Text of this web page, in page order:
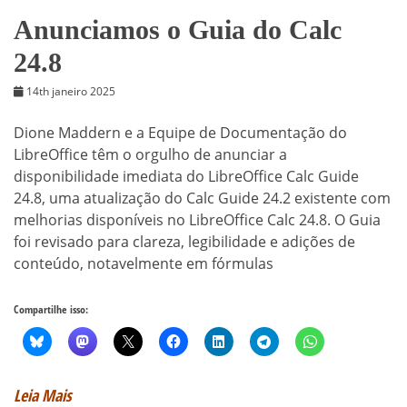
Anunciamos o Guia do Calc
24.8
14th janeiro 2025
Dione Maddern e a Equipe de Documentação do
LibreOffice têm o orgulho de anunciar a
disponibilidade imediata do LibreOffice Calc Guide
24.8, uma atualização do Calc Guide 24.2 existente com
melhorias disponíveis no LibreOffice Calc 24.8. O Guia
foi revisado para clareza, legibilidade e adições de
conteúdo, notavelmente em fórmulas
Compartilhe isso:
Leia Mais